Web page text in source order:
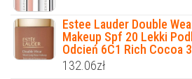
Estee Lauder Double
Makeup Spf 20 Lekki
Odcień 6C1 Rich Cocoa
132.06zł